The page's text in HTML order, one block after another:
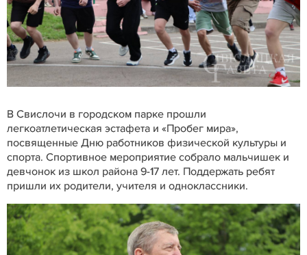
В Свислочи в городском парке прошли
легкоатлетическая эстафета и «Пробег мира»,
посвященные Дню работников физической культуры и
спорта. Спортивное мероприятие собрало мальчишек и
девчонок из школ района 9-17 лет. Поддержать ребят
пришли их родители, учителя и одноклассники.